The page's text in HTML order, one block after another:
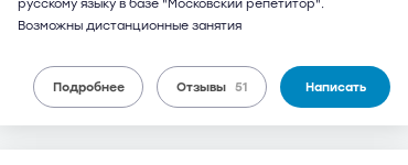
русскому языку в базе "Московский репетитор".
Возможны дистанционные занятия
Подробнее Отзывы 51 Написать